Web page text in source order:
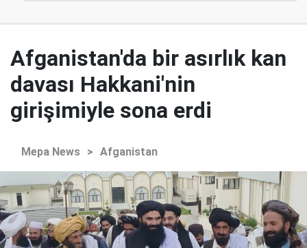
Afganistan'da bir asırlık kan
davası Hakkani'nin
girişimiyle sona erdi
Mepa News > Afganistan